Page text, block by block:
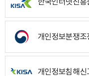
개인정보분쟁조
개인정보침해신